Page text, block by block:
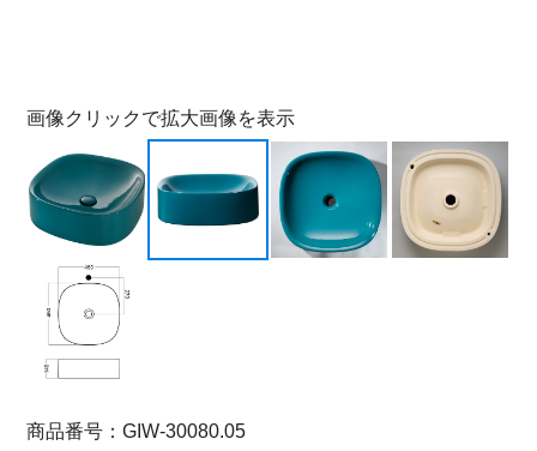
画像クリックで拡大画像を表示
商品番号：GIW-30080.05